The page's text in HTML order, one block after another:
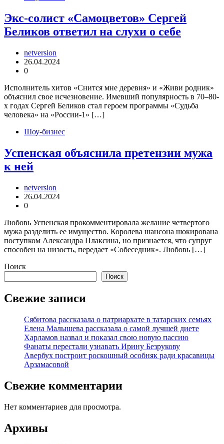
Экс-солист «Самоцветов» Сергей
Беликов ответил на слухи о себе
netversion
26.04.2024
0
Исполнитель хитов «Снится мне деревня» и «Живи родник»
объяснил свое исчезновение. Имевший популярность в 70–80-
х годах Сергей Беликов стал героем программы «Судьба
человека» на «России-1» […]
Шоу-бизнес
Успенская объяснила претензии мужа
к ней
netversion
26.04.2024
0
Любовь Успенская прокомментировала желание четвертого
мужа разделить ее имущество. Королева шансона шокирована
поступком Александра Плаксина, но признается, что супруг
способен на низость, передает «Собеседник». Любовь […]
Поиск
Поиск
Свежие записи
Сябитова рассказала о патриархате в татарских семьях
Елена Малышева рассказала о самой лучшей диете
Харламов назвал и показал свою новую пассию
Фанаты перестали узнавать Ирину Безрукову
Авербух построит роскошный особняк ради красавицы
Арзамасовой
Свежие комментарии
Нет комментариев для просмотра.
Архивы